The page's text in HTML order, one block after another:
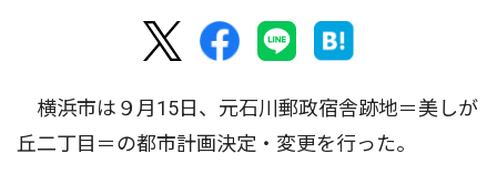
横浜市は９月15日、元石川郵政宿舎跡地＝美しが
丘二丁目＝の都市計画決定・変更を行った。